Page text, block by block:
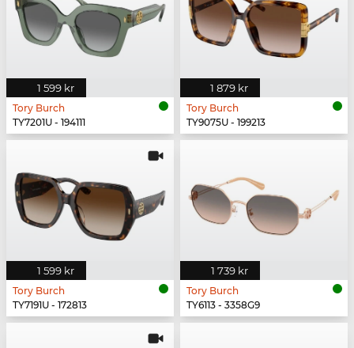
1 599 kr
Tory Burch
TY7201U - 194111
1 879 kr
Tory Burch
TY9075U - 199213
1 599 kr
Tory Burch
TY7191U - 172813
1 739 kr
Tory Burch
TY6113 - 3358G9